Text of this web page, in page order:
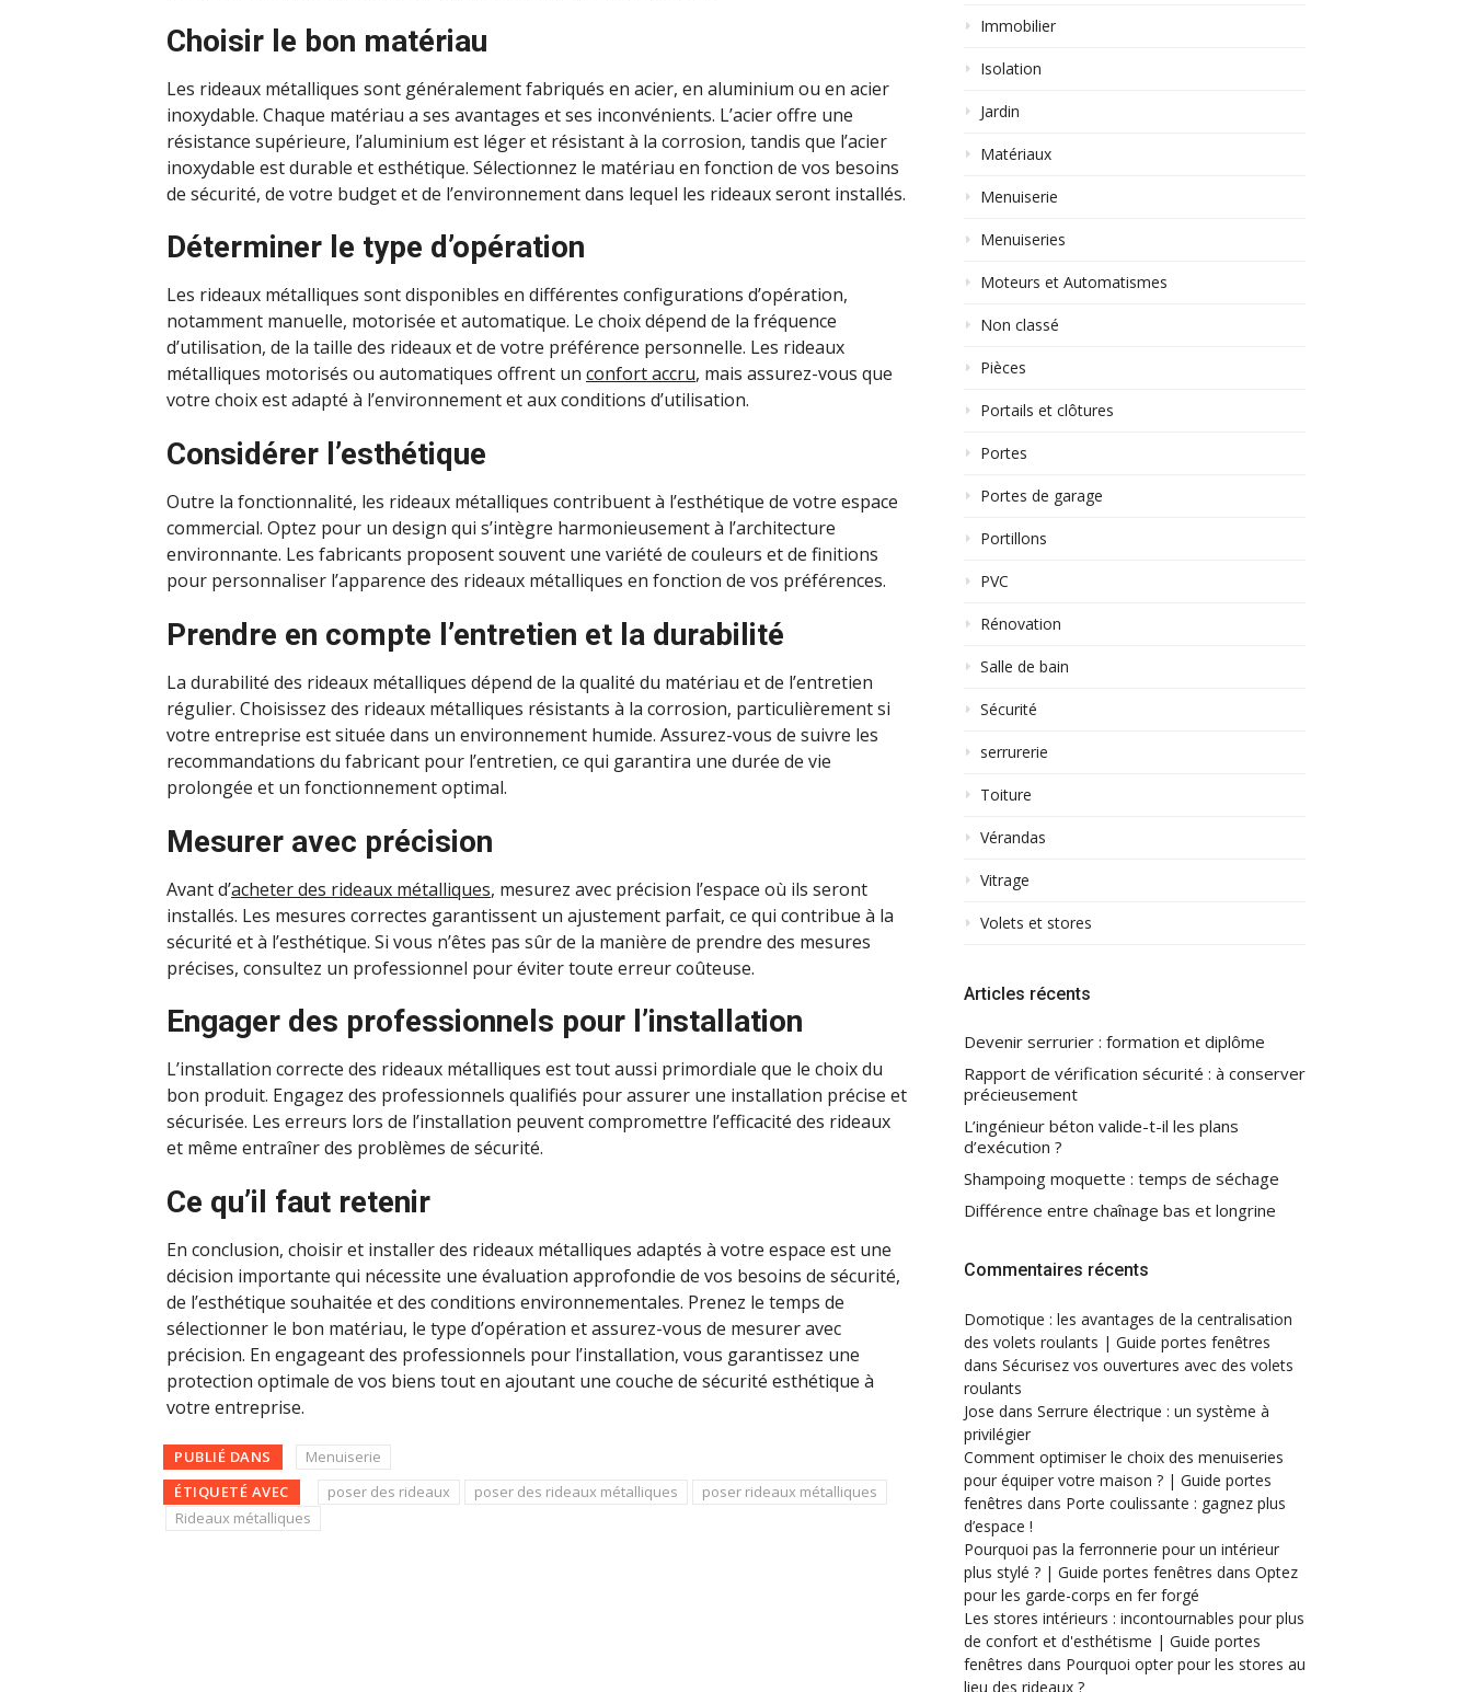
Choisir le bon matériau
Les rideaux métalliques sont généralement fabriqués en acier, en aluminium ou en acier
inoxydable. Chaque matériau a ses avantages et ses inconvénients. L’acier offre une
résistance supérieure, l’aluminium est léger et résistant à la corrosion, tandis que l’acier
inoxydable est durable et esthétique. Sélectionnez le matériau en fonction de vos besoins
de sécurité, de votre budget et de l’environnement dans lequel les rideaux seront installés.
Déterminer le type d’opération
Les rideaux métalliques sont disponibles en différentes configurations d’opération,
notamment manuelle, motorisée et automatique. Le choix dépend de la fréquence
d’utilisation, de la taille des rideaux et de votre préférence personnelle. Les rideaux
métalliques motorisés ou automatiques offrent un confort accru, mais assurez-vous que
votre choix est adapté à l’environnement et aux conditions d’utilisation.
Considérer l’esthétique
Outre la fonctionnalité, les rideaux métalliques contribuent à l’esthétique de votre espace
commercial. Optez pour un design qui s’intègre harmonieusement à l’architecture
environnante. Les fabricants proposent souvent une variété de couleurs et de finitions
pour personnaliser l’apparence des rideaux métalliques en fonction de vos préférences.
Prendre en compte l’entretien et la durabilité
La durabilité des rideaux métalliques dépend de la qualité du matériau et de l’entretien
régulier. Choisissez des rideaux métalliques résistants à la corrosion, particulièrement si
votre entreprise est située dans un environnement humide. Assurez-vous de suivre les
recommandations du fabricant pour l’entretien, ce qui garantira une durée de vie
prolongée et un fonctionnement optimal.
Mesurer avec précision
Avant d’acheter des rideaux métalliques, mesurez avec précision l’espace où ils seront
installés. Les mesures correctes garantissent un ajustement parfait, ce qui contribue à la
sécurité et à l’esthétique. Si vous n’êtes pas sûr de la manière de prendre des mesures
précises, consultez un professionnel pour éviter toute erreur coûteuse.
Engager des professionnels pour l’installation
L’installation correcte des rideaux métalliques est tout aussi primordiale que le choix du
bon produit. Engagez des professionnels qualifiés pour assurer une installation précise et
sécurisée. Les erreurs lors de l’installation peuvent compromettre l’efficacité des rideaux
et même entraîner des problèmes de sécurité.
Ce qu’il faut retenir
En conclusion, choisir et installer des rideaux métalliques adaptés à votre espace est une
décision importante qui nécessite une évaluation approfondie de vos besoins de sécurité,
de l’esthétique souhaitée et des conditions environnementales. Prenez le temps de
sélectionner le bon matériau, le type d’opération et assurez-vous de mesurer avec
précision. En engageant des professionnels pour l’installation, vous garantissez une
protection optimale de vos biens tout en ajoutant une couche de sécurité esthétique à
votre entreprise.
PUBLIÉ DANS
Menuiserie
ÉTIQUETÉ AVEC
poser des rideaux poser des rideaux métalliques
poser rideaux métalliques
Rideaux métalliques
Immobilier
Isolation
Jardin
Matériaux
Menuiserie
Menuiseries
Moteurs et Automatismes
Non classé
Pièces
Portails et clôtures
Portes
Portes de garage
Portillons
PVC
Rénovation
Salle de bain
Sécurité
serrurerie
Toiture
Vérandas
Vitrage
Volets et stores
Articles récents
Devenir serrurier : formation et diplôme
Rapport de vérification sécurité : à conserver
précieusement
L’ingénieur béton valide-t-il les plans
d’exécution ?
Shampoing moquette : temps de séchage
Différence entre chaînage bas et longrine
Commentaires récents
Domotique : les avantages de la centralisation
des volets roulants | Guide portes fenêtres
dans Sécurisez vos ouvertures avec des volets
roulants
Jose dans Serrure électrique : un système à
privilégier
Comment optimiser le choix des menuiseries
pour équiper votre maison ? | Guide portes
fenêtres dans Porte coulissante : gagnez plus
d’espace !
Pourquoi pas la ferronnerie pour un intérieur
plus stylé ? | Guide portes fenêtres dans Optez
pour les garde-corps en fer forgé
Les stores intérieurs : incontournables pour plus
de confort et d'esthétisme | Guide portes
fenêtres dans Pourquoi opter pour les stores au
lieu des rideaux ?